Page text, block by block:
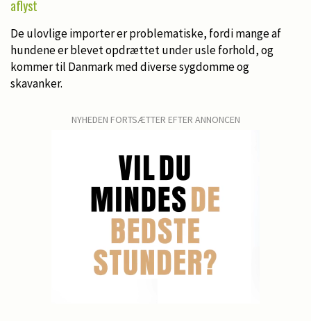
aflyst
De ulovlige importer er problematiske, fordi mange af
hundene er blevet opdrættet under usle forhold, og
kommer til Danmark med diverse sygdomme og
skavanker.
NYHEDEN FORTSÆTTER EFTER ANNONCEN